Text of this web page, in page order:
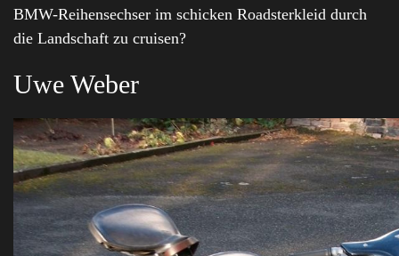
BMW-Reihensechser im schicken Roadsterkleid durch
die Landschaft zu cruisen?
Uwe Weber